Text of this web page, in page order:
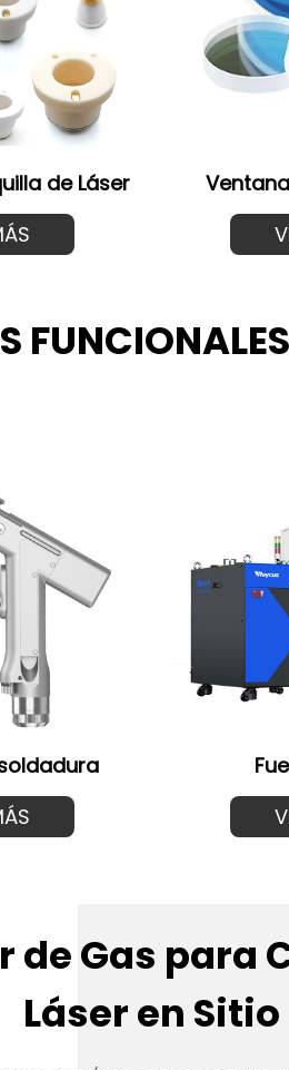
de Láser
de Gas para
Láser en Sitio